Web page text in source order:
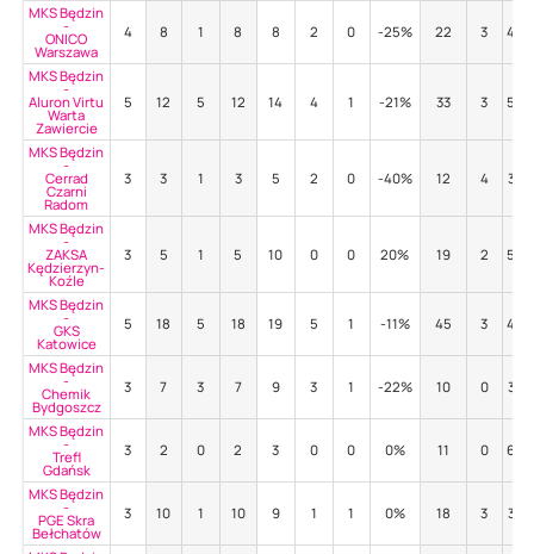
MKS Będzin
-
ONICO
Warszawa
4 8 1 8 8 2 0 -25% 22 3
MKS Będzin
-
Aluron Virtu
Warta
Zawiercie
5 12 5 12 14 4 1 -21% 33 3
MKS Będzin
-
Cerrad
Czarni
Radom
3 3 1 3 5 2 0 -40% 12 4 33%
MKS Będzin
-
ZAKSA
Kędzierzyn-
Koźle
3 5 1 5 10 0 0 20% 19 2
MKS Będzin
-
GKS
Katowice
5 18 5 18 19 5 1 -11% 45 3
MKS Będzin
-
Chemik
Bydgoszcz
3 7 3 7 9 3 1 -22% 10 0 30%
MKS Będzin
-
Trefl
Gdańsk
3 2 0 2 3 0 0 0% 11 0
MKS Będzin
-
PGE Skra
Bełchatów
3 10 1 10 9 1 1 0% 18 3 39%